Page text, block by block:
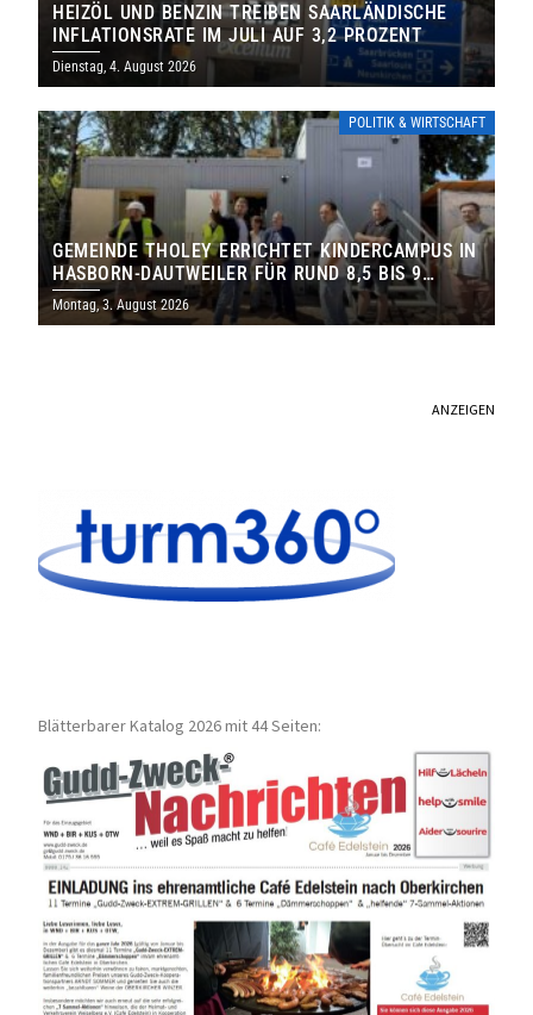
HEIZÖL UND BENZIN TREIBEN SAARLÄNDISCHE
INFLATIONSRATE IM JULI AUF 3,2 PROZENT
Dienstag, 4. August 2026
POLITIK & WIRTSCHAFT
GEMEINDE THOLEY ERRICHTET KINDERCAMPUS IN
HASBORN-DAUTWEILER FÜR RUND 8,5 BIS 9
MILLIONEN EURO
Montag, 3. August 2026
ANZEIGEN
Blätterbarer Katalog 2026 mit 44 Seiten: